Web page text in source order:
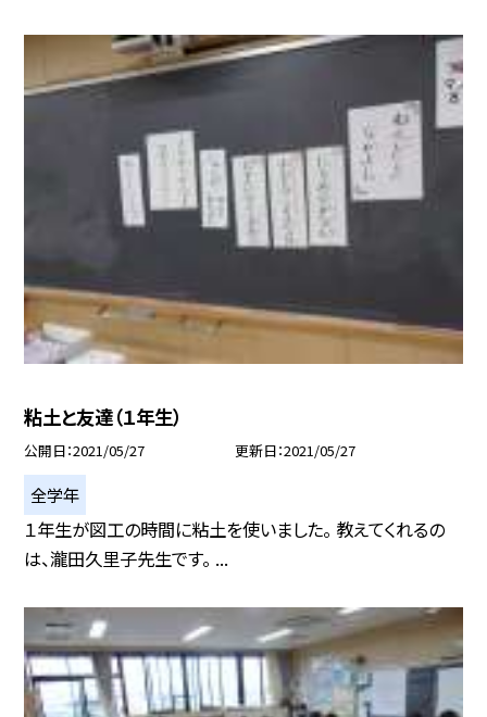
粘土と友達（１年生）
公開日 2021/05/27 更新日 2021/05/27
全学年
１年生が図工の時間に粘土を使いました。 教えてくれるの
は、瀧田久里子先生です。 ...